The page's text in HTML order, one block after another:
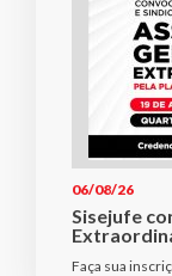
06/08/26
Sisejufe
Faça sua